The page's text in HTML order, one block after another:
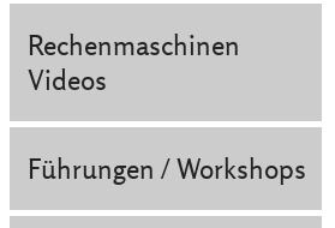
Rechenmaschinen
Videos
Führungen / Workshops